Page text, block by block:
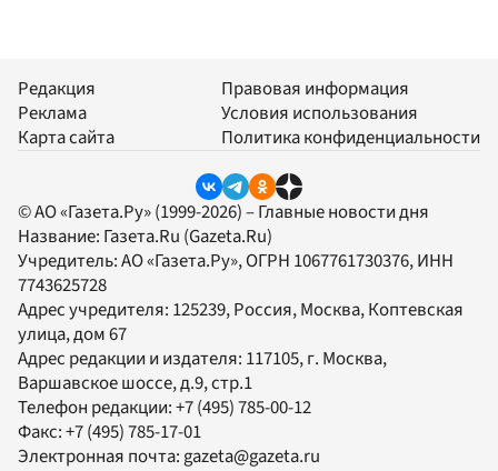
Редакция
Реклама
Карта сайта
Правовая информация
Условия использования
Политика конфиденциальности
© АО «Газета.Ру» (1999-2026) – Главные новости дня
Название: Газета.Ru (Gazeta.Ru)
Учредитель:АО «Газета.Ру», ОГРН 1067761730376, ИНН
7743625728
Адрес учредителя: 125239, Россия, Москва, Коптевская
улица, дом 67
Адрес редакции и издателя: 117105, г. Москва,
Варшавское шоссе, д.9, стр.1
Телефон редакции:+7 (495) 785-00-12
Факс:+7 (495) 785-17-01
Электронная почта: gazeta@gazeta.ru